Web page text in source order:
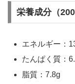
栄養成分（
エネルギー：
たんぱく質：
脂質：7.8g